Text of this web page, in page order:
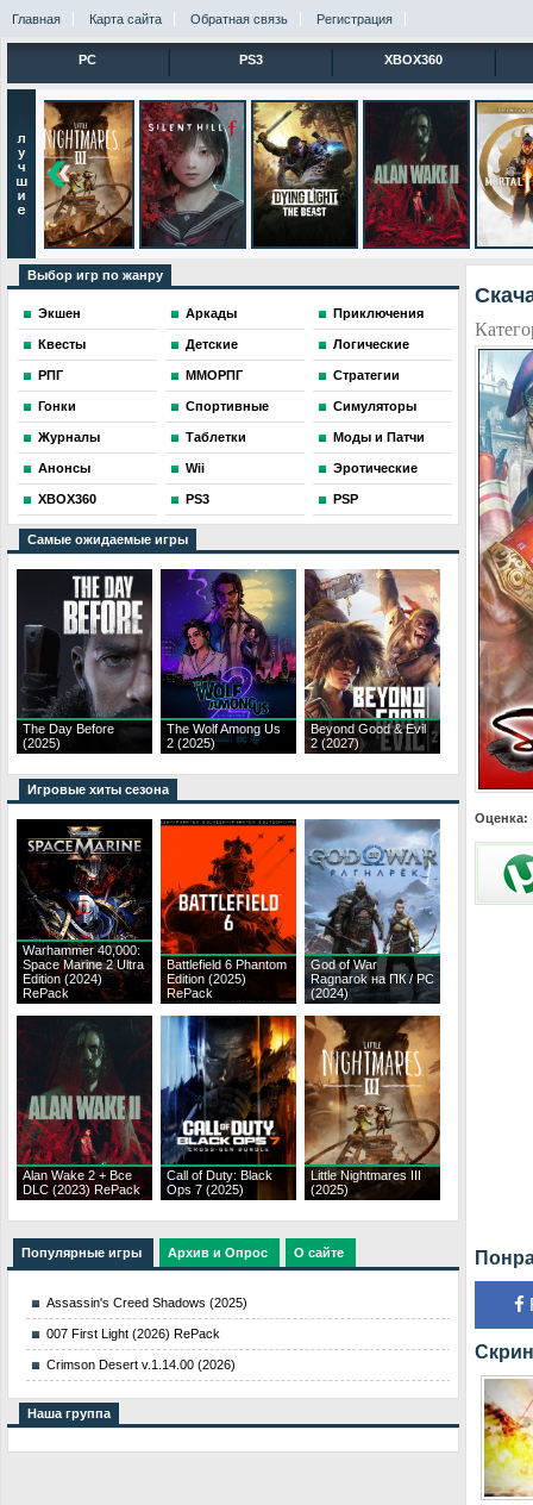
Главная Карта сайта Обратная связь Регистрация
PC PS3 XBOX360
Выбор игр по жанру
Экшен Аркады Приключения
Квесты Детские Логические
РПГ ММОРПГ Стратегии
Гонки Спортивные Симуляторы
Журналы Таблетки Моды и Патчи
Анонсы Wii Эротические
XBOX360 PS3 PSP
Самые ожидаемые игры
The Day Before
(2025)
The Wolf Among Us
2 (2025)
Beyond Good & Evil
2 (2027)
Игровые хиты сезона
Warhammer 40,000:
Space Marine 2 Ultra
Edition (2024)
RePack
Battlefield 6 Phantom
Edition (2025)
RePack
God of War
Ragnarok на ПК / PC
(2024)
Alan Wake 2 + Все
DLC (2023) RePack
Call of Duty: Black
Ops 7 (2025)
Little Nightmares III
(2025)
Популярные игры Архив и Опрос О сайте
Assassin's Creed Shadows (2025)
007 First Light (2026) RePack
Crimson Desert v.1.14.00 (2026)
Наша группа
Оценка: